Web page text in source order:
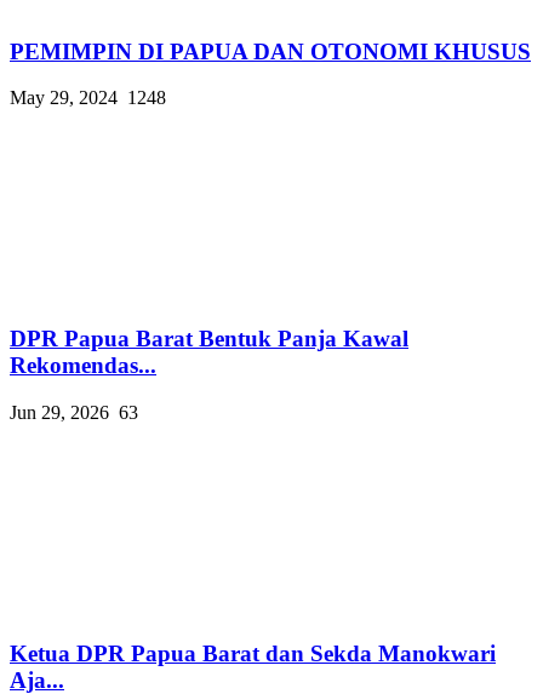
PEMIMPIN DI PAPUA DAN OTONOMI KHUSUS
May 29, 2024 1248
DPR Papua Barat Bentuk Panja Kawal
Rekomendas...
Jun 29, 2026 63
Ketua DPR Papua Barat dan Sekda Manokwari
Aja...